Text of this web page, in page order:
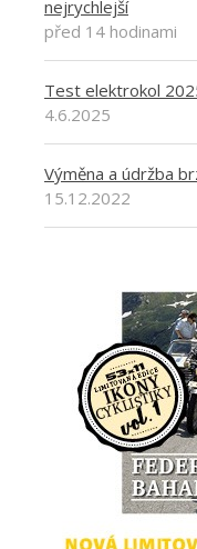
nejrychlejší
před 14 hodinami
Test elektrokol
4.6.2025
Výměna a údržba
15.12.2022